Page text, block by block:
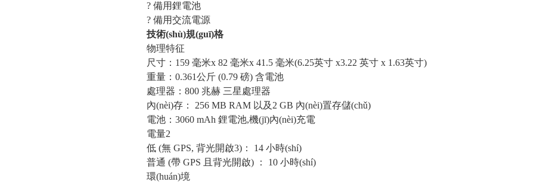
? 備用鋰電池
? 備用交流電源
技術(shù)規(guī)格
物理特征
尺寸：159 毫米x 82 毫米x 41.5 毫米(6.25英寸 x3.22 英寸 x 1.63英寸)
重量：0.361公斤 (0.79 磅) 含電池
處理器：800 兆赫 三星處理器
內(nèi)存： 256 MB RAM 以及2 GB 內(nèi)置存儲(chǔ)
電池：3060 mAh 鋰電池,機(jī)內(nèi)充電
電量2
低 (無 GPS, 背光開啟3)： 14 小時(shí)
普通 (帶 GPS 且背光開啟) ： 10 小時(shí)
環(huán)境